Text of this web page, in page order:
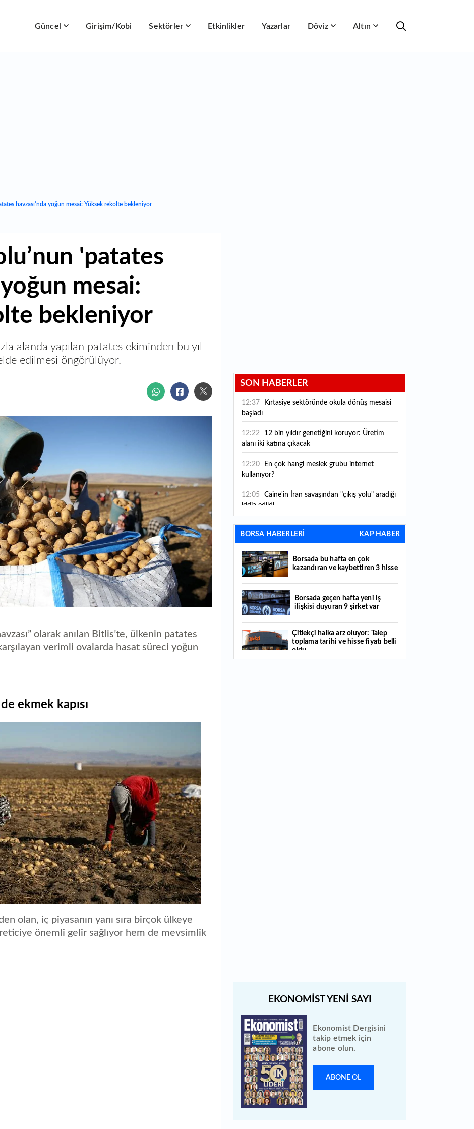
Güncel Girişim/Kobi Sektörler Etkinlikler Yazarlar Döviz Altın
havzası'nda yoğun mesai: Yüksek rekolte bekleniyor
'patates
mesai:
bekleniyor
alanda yapılan patates ekiminden bu yıl
edilmesi öngörülüyor.
olarak anılan Bitlis’te, ülkenin patates
verimli ovalarda hasat süreci yoğun
ekmek kapısı
olan, iç piyasanın yanı sıra birçok ülkeye
önemli gelir sağlıyor hem de mevsimlik
SON HABERLER
12:37
başladı
12:22
alanı iki katına çıkacak
12:20
kullanıyor?
12:05
Caine'in İran savaşından "çıkış yolu" aradığı
iddia edildi
11:54 "Esnaf ve sanatkara bu yılın ilk yarısında
yaklaşık 75 milyar lira finansman sağladık"
11:52 Yaratıcılık ve ticaret bir araya geldi: İşte
İstanbul'un yeni girişimcilik alanı
Carrier'ın paylarının tamamını devralıyor
Festival bölgeye canlılık getirdi
11:23 Küresel piyasalarda yeni haftada takip
edilecek 4 gelişme hangileri olacak?
BORSA HABERLERİ KAP HABER
Borsada bu hafta en çok
kazandıran ve kaybettiren 3 hisse
Borsada geçen hafta yeni iş
ilişkisi duyuran 9 şirket var
Çitlekçi halka arz oluyor: Talep
toplama tarihi ve hisse fiyatı belli
oldu
Ekonomist Dergisini
takip etmek için
abone olun.
ABONE OL